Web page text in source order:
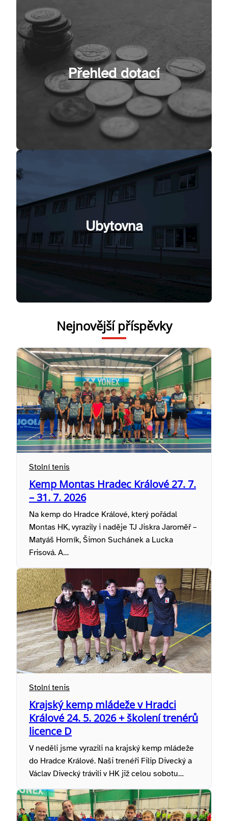
Přehled dotací
Ubytovna
Nejnovější příspěvky
Stolní tenis
Kemp Montas Hradec Králové 27. 7.
– 31. 7. 2026
Na kemp do Hradce Králové, který pořádal
Montas HK, vyrazily i naděje TJ Jiskra Jaroměř –
Matyáš Horník, Šimon Suchánek a Lucka
Frisová. A…
Stolní tenis
Krajský kemp mládeže v Hradci
Králové 24. 5. 2026 + školení trenérů
licence D
V neděli jsme vyrazili na krajský kemp mládeže
do Hradce Králové. Naši trenéři Filip Divecký a
Václav Divecký trávili v HK již celou sobotu…